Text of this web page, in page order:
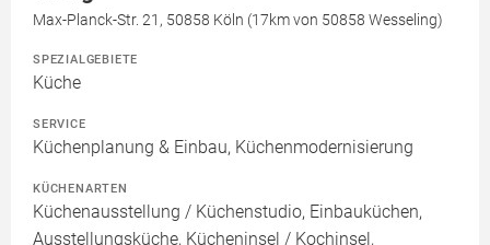
Max-Planck-Str. 21, 50858 Köln (17km von 50858 Wesseling)
SPEZIALGEBIETE
Küche
SERVICE
Küchenplanung & Einbau, Küchenmodernisierung
KÜCHENARTEN
Küchenausstellung / Küchenstudio, Einbauküchen,
Ausstellungsküche, Kücheninsel / Kochinsel,